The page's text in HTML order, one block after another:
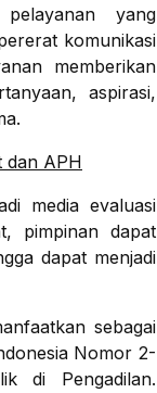
yang
komunikasi
memberikan
aspirasi,
dan APH
media evaluasi
pimpinan dapat
dapat menjadi
sebagai
Nomor 2-
di Pengadilan.